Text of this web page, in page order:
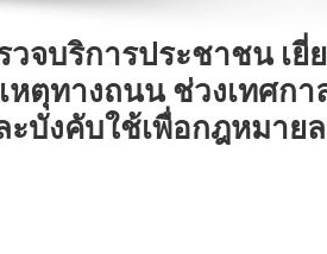
จบริการประชาชน เยี่
ตุทางถนน ช่วงเทศกา
บังคับใช้เพื่อกฎหมาย